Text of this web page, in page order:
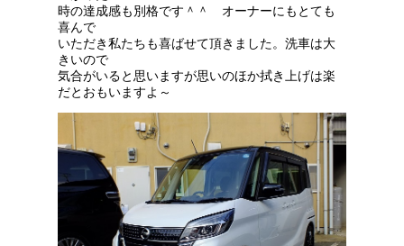
時の達成感も別格です＾＾ オーナーにもとても
喜んで
いただき私たちも喜ばせて頂きました。洗車は大
きいので
気合がいると思いますが思いのほか拭き上げは楽
だとおもいますよ～